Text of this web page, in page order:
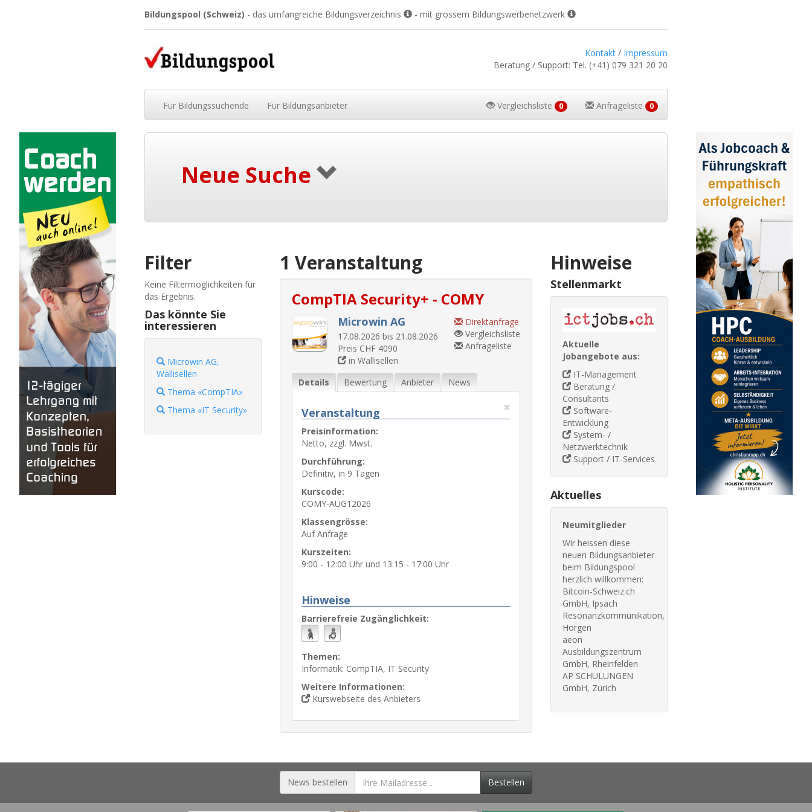
Bildungspool (Schweiz) - das umfangreiche Bildungsverzeichnis - mit grossem Bildungswerbenetzwerk
Kontakt / Impressum
Beratung / Support: Tel. (+41) 079 321 20 20
Für Bildungssuchende Für Bildungsanbieter Vergleichsliste 0 Anfrageliste 0
Neue Suche
1 Veranstaltung
CompTIA Security+ - COMY
Microwin AG
17.08.2026 bis 21.08.2026
Preis CHF 4090
in Wallisellen
Direktanfrage
Vergleichsliste
Anfrageliste
Details Bewertung Anbieter News
×
Veranstaltung
Preisinformation:
Netto, zzgl. Mwst.
Durchführung:
Definitiv, in 9 Tagen
Kurscode:
COMY-AUG12026
Klassengrösse:
Auf Anfrage
Kurszeiten:
9:00 - 12:00 Uhr und 13:15 - 17:00 Uhr
Hinweise
Barrierefreie Zugänglichkeit:
Themen:
Informatik: CompTIA, IT Security
Weitere Informationen:
Kurswebseite des Anbieters
Filter
Keine Filtermöglichkeiten für
das Ergebnis.
Das könnte Sie
interessieren
Microwin AG,
Wallisellen
Thema «CompTIA»
Thema «IT Security»
Hinweise
Stellenmarkt
Aktuelle
Jobangebote aus:
IT-Management
Beratung /
Consultants
Software-
Entwicklung
System- /
Netzwerktechnik
Support / IT-Services
Aktuelles
Neumitglieder
Wir heissen diese
neuen Bildungsanbieter
beim Bildungspool
herzlich willkommen:
Bitcoin-Schweiz.ch
GmbH, Ipsach
Resonanzkommunikation,
Horgen
aeon
Ausbildungszentrum
GmbH, Rheinfelden
AP SCHULUNGEN
GmbH, Zürich
News bestellen Bestellen